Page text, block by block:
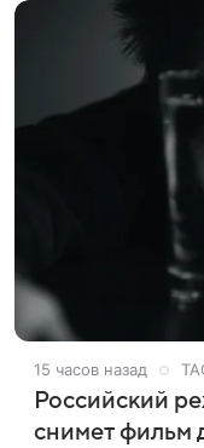
15 часов назад
Российский
снимет фильм